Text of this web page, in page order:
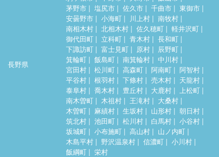
長野県
茅野市
塩尻市 佐久市 千曲市
東御市
安曇野市
小海町 川上村
南牧村
南相木村
北相木村 佐久穂町
軽井沢町
御代田町
立科町 青木村
長和町
下諏訪町
富士見町 原村
辰野町
箕輪町
飯島町 南箕輪村
中川村
宮田村
松川町 高森町 阿南町
阿智村
平谷村
根羽村 下條村 売木村
天龍村
泰阜村
喬木村 豊丘村 大鹿村
上松町
南木曽町
木祖村 王滝村
大桑村
木曽町
麻績村 生坂村 山形村
朝日村
筑北村
池田町 松川村 白馬村
小谷村
坂城町
小布施町 高山村
山ノ内町
木島平村
野沢温泉村 信濃町
小川村
飯綱町
栄村